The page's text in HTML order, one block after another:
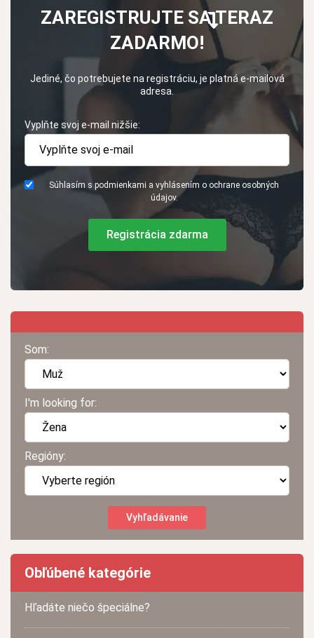
ZAREGISTRUJTE SA TERAZ
ZADARMO!
Jediné, čo potrebujete na registráciu, je platná e-mailová
adresa.
Vyplňte svoj e-mail nižšie:
Súhlasím s podmienkami a vyhlásením o ochrane osobných
údajov.
Registrácia zdarma
Som:
I'm looking for:
Regióny:
Obľúbené kategórie
Hľadáte niečo špeciálne?